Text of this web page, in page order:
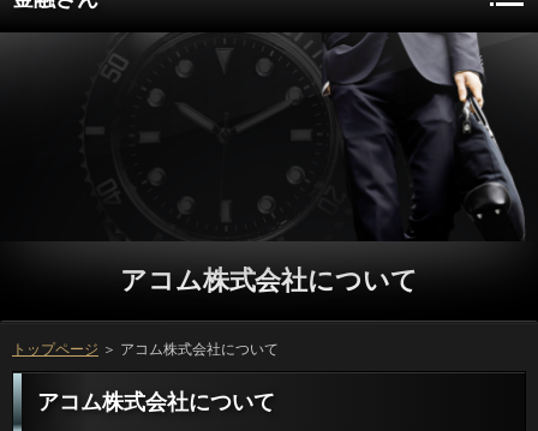
アコム株式会社について
トップページ ＞ アコム株式会社について
アコム株式会社について